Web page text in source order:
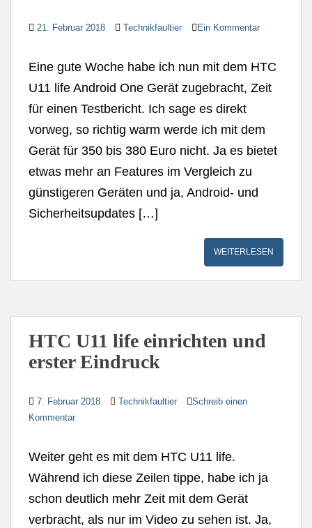
21. Februar 2018 Technikfaultier Ein Kommentar
Eine gute Woche habe ich nun mit dem HTC
U11 life Android One Gerät zugebracht, Zeit
für einen Testbericht. Ich sage es direkt
vorweg, so richtig warm werde ich mit dem
Gerät für 350 bis 380 Euro nicht. Ja es bietet
etwas mehr an Features im Vergleich zu
günstigeren Geräten und ja, Android- und
Sicherheitsupdates […]
WEITERLESEN
HTC U11 life einrichten und
erster Eindruck
7. Februar 2018 Technikfaultier
Schreib einen
Kommentar
Weiter geht es mit dem HTC U11 life.
Während ich diese Zeilen tippe, habe ich ja
schon deutlich mehr Zeit mit dem Gerät
verbracht, als nur im Video zu sehen ist. Ja,